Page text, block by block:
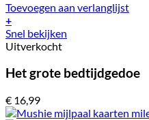
Toevoegen aan verlanglijst
+
Snel bekijken
Uitverkocht
Het grote bedtijdgedoe
€ 16,99